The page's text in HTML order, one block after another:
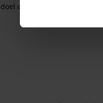
om arbeidsvoorwaarden...